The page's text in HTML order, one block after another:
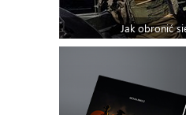
Jak obronić